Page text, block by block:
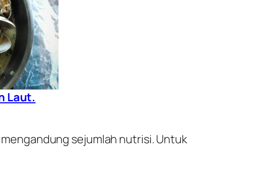
Laut.
sejumlah nutrisi. Untuk